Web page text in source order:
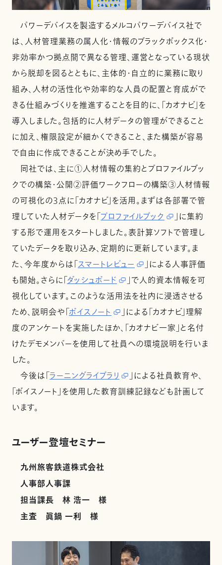
パワーデバイスを製造するメルコパワーデバイス社で
は、人材管理業務の属人化・情報のブラックボックス化・
非効率かつ拠点間で異なる管理、運営となっている現状
から脱却を図るとともに、主体的・自立的に業務に取り
組み、人材の活性化や効率的な人員の配置と育成がで
きる仕組みづくりを推進することを目的に、「カオナビ」を
導入しました。包括的に人材データの管理ができること
に加え、権限設定が細かくできること、また構築が容易
で自由に作成できることが決め手でした。
同社では、主に①人材情報の集約とプロファイルブッ
クでの構築・公開②評価ワークフローの構築③人材情報
の可視化の3点に「カオナビ」を活用。まずは各部署で管
理していた人材データを「プロファイルブック
」に集約
する形で運用をスタートしました。表計算ソフトで管理し
ていたデータを取り込み、定期的に更新しています。ま
た、今年度からは「スマートレビュー
」による人事評価
も開始。さらに「ダッシュボード
」で人的資本情報を可
視化しています。このような活用法を社内に浸透させる
ため、説明会や「ボイスノート
」による「カオナビ」理解
度のアンケートを実施したほか、「カオナビ一家」と名付
けたデモメンバーを使用して社員への環境説明を行いま
した。
今後は「ラーニングライブラリ
」による社員教育や、
「ボイスノート」を使用した教育訓練記録なども計画して
います。
ユーザー登壇セミナー
九州旅客鉄道株式会社
人事部人事課
担当課長 林 浩一 様
主査 眞鍋 一利 様